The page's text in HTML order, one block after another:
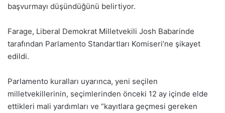
başvurmayı düşündüğünü belirtiyor.
Farage, Liberal Demokrat Milletvekili Josh Babarinde
tarafından Parlamento Standartları Komiseri’ne şikayet
edildi.
Parlamento kuralları uyarınca, yeni seçilen
milletvekillerinin, seçimlerinden önceki 12 ay içinde elde
ettikleri mali yardımları ve “kayıtlara geçmesi gereken